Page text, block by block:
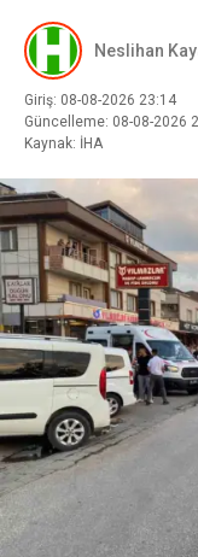
Neslihan
Giriş: 08-08-2026 23:14
Güncelleme: 08-08-2026
Kaynak: İHA